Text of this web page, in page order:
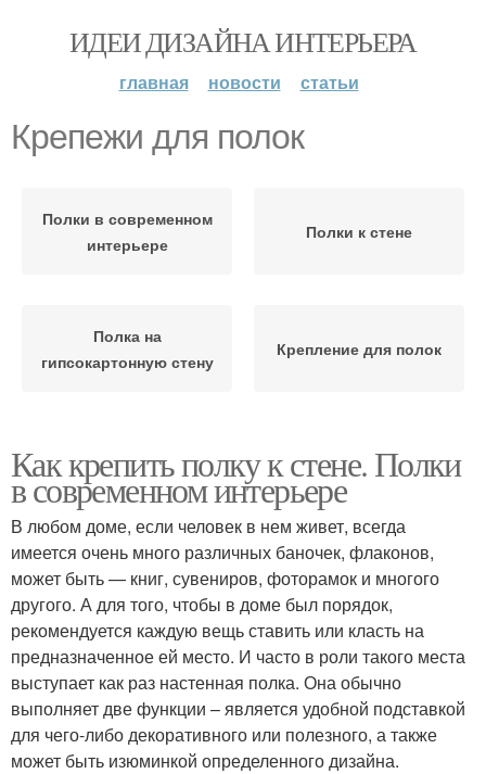
ИДЕИ ДИЗАЙНА ИНТЕРЬЕРА
главная новости статьи
Крепежи для полок
Полки в современном
интерьере
Полки к стене
Полка на
гипсокартонную стену
Крепление для полок
Как крепить полку к стене. Полки
в современном интерьере
В любом доме, если человек в нем живет, всегда
имеется очень много различных баночек, флаконов,
может быть — книг, сувениров, фоторамок и многого
другого. А для того, чтобы в доме был порядок,
рекомендуется каждую вещь ставить или класть на
предназначенное ей место. И часто в роли такого места
выступает как раз настенная полка. Она обычно
выполняет две функции – является удобной подставкой
для чего-либо декоративного или полезного, а также
может быть изюминкой определенного дизайна.